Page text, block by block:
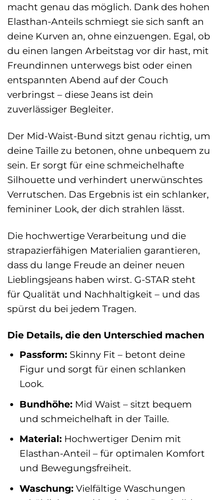
macht genau das möglich. Dank des hohen
Elasthan-Anteils schmiegt sie sich sanft an
deine Kurven an, ohne einzuengen. Egal, ob
du einen langen Arbeitstag vor dir hast, mit
Freundinnen unterwegs bist oder einen
entspannten Abend auf der Couch
verbringst – diese Jeans ist dein
zuverlässiger Begleiter.
Der Mid-Waist-Bund sitzt genau richtig, um
deine Taille zu betonen, ohne unbequem zu
sein. Er sorgt für eine schmeichelhafte
Silhouette und verhindert unerwünschtes
Verrutschen. Das Ergebnis ist ein schlanker,
femininer Look, der dich strahlen lässt.
Die hochwertige Verarbeitung und die
strapazierfähigen Materialien garantieren,
dass du lange Freude an deiner neuen
Lieblingsjeans haben wirst. G-STAR steht
für Qualität und Nachhaltigkeit – und das
spürst du bei jedem Tragen.
Die Details, die den Unterschied machen
Passform:Skinny Fit – betont deine
Figur und sorgt für einen schlanken
Look.
Bundhöhe:Mid Waist – sitzt bequem
und schmeichelhaft in der Taille.
Material:Hochwertiger Denim mit
Elasthan-Anteil – für optimalen Komfort
und Bewegungsfreiheit.
Waschung:Vielfältige Waschungen